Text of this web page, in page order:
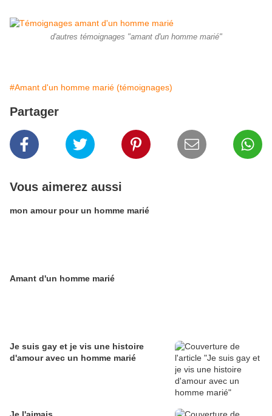
d'autres témoignages "amant d'un homme marié"
#Amant d'un homme marié (témoignages)
Partager
Vous aimerez aussi
mon amour pour un homme marié
Amant d'un homme marié
Je suis gay et je vis une histoire
d'amour avec un homme marié